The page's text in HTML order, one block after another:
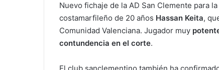
Nuevo fichaje de la AD San Clemente para
costamarfileño de 20 años Hassan Keita,
Comunidad Valenciana. Jugador muy
contundencia en el corte.